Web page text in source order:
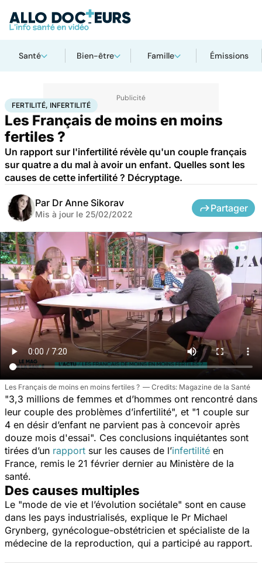
Santé Bien-être Famille Émissions
Accueil SantéFertilité, infertilité
FERTILITÉ, INFERTILITÉ
Les Français de moins en moins
fertiles ?
Un rapport sur l'infertilité révèle qu'un couple français
sur quatre a du mal à avoir un enfant. Quelles sont les
causes de cette infertilité ? Décryptage.
Par Dr Anne Sikorav
Mis à jour le 25/02/2022
Partager
Les Français de moins en moins fertiles ? Magazine de la Santé
"3,3 millions de femmes et d’hommes ont rencontré dans
leur couple des problèmes d’infertilité", et "1 couple sur
4 en désir d’enfant ne parvient pas à concevoir après
douze mois d'essai". Ces conclusions inquiétantes sont
tirées d’un rapport sur les causes de l’infertilité en
France, remis le 21 février dernier au Ministère de la
santé.
Des causes multiples
Le "mode de vie et l’évolution sociétale" sont en cause
dans les pays industrialisés, explique le Pr Michael
Grynberg, gynécologue-obstétricien et spécialiste de la
médecine de la reproduction, qui a participé au rapport.